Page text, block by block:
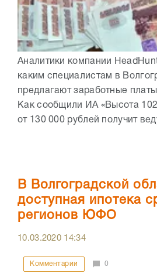
Аналитики компании
каким специалистам в
предлагают заработные
Как сообщили ИА «Высота
от 130 000 рублей получит
В Волгоградской
доступная ипотека
регионов ЮФО
10.03.2020 14:34
Комментарии 0